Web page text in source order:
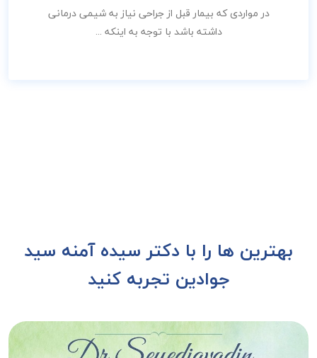
در مواردی که بیمار قبل از جراحی نیاز به شیمی درمانی
داشته باشد با توجه به اینکه ...
بهترین ها را با دکتر سیده آمنه سید
جوادین تجربه کنید